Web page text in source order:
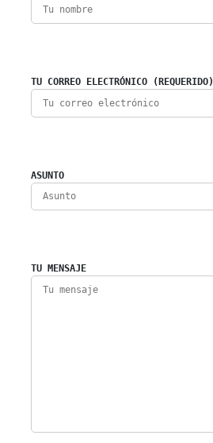
TU CORREO ELECTRÓNICO (REQUERIDO)
ASUNTO
TU MENSAJE